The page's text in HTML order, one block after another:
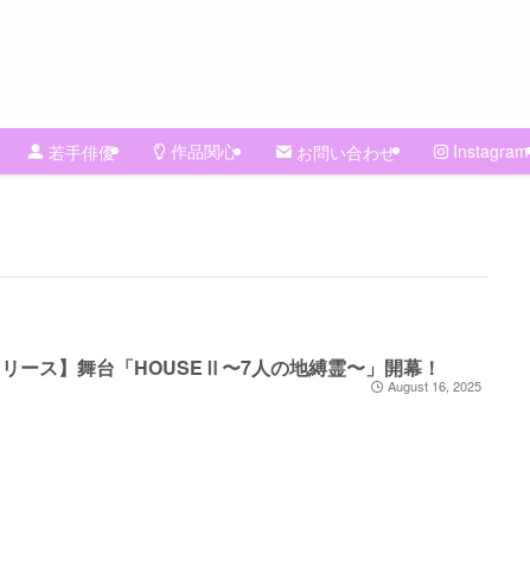
若手俳優 作品関心 お問い合わせ Instagram
リース】舞台「HOUSEⅡ〜7人の地縛霊〜」開幕！
August 16, 2025